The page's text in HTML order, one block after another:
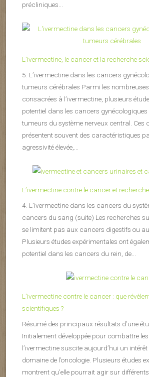
précliniques...
L’ivermectine, le cancer et la recherche
5. L’ivermectine dans les cancers
tumeurs cérébrales Parmi les
consacrées à l’ivermectine, plusieurs
potentiel dans les cancers gynécologiques
tumeurs du système nerveux central. Ces
présentent souvent des caractéristiques
agressivité élevée,...
L’ivermectine contre le cancer et
4. L’ivermectine dans les cancers du
cancers du sang (suite) Les recherches
se limitent pas aux cancers digestifs ou
Plusieurs études expérimentales ont
potentiel dans les cancers du rein, de...
L’ivermectine contre le cancer : que
scientifiques ?
Résumé des principaux résultats d’une
Initialement développée pour combattre
l’ivermectine suscite aujourd’hui un
domaine de l’oncologie. Plusieurs études
montrent qu’elle pourrait agir sur